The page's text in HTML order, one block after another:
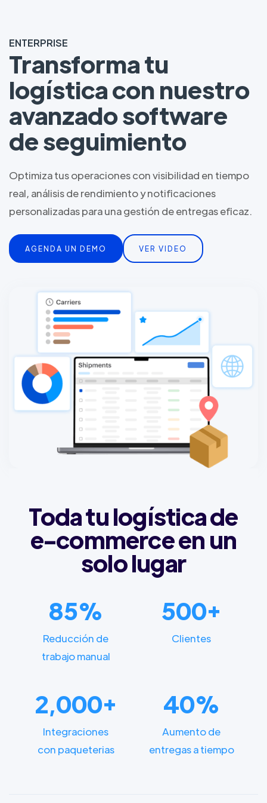
ENTERPRISE
Transforma tu
logística con nuestro
avanzado software
de seguimiento
Optimiza tus operaciones con visibilidad en tiempo
real, análisis de rendimiento y notificaciones
personalizadas para una gestión de entregas eficaz.
AGENDA UN DEMO VER VIDEO
Toda tu logística de
e-commerce en un
solo lugar
85%
Reducción de
trabajo manual
500+
Clientes
2,000+
Integraciones
con paqueterias
40%
Aumento de
entregas a tiempo